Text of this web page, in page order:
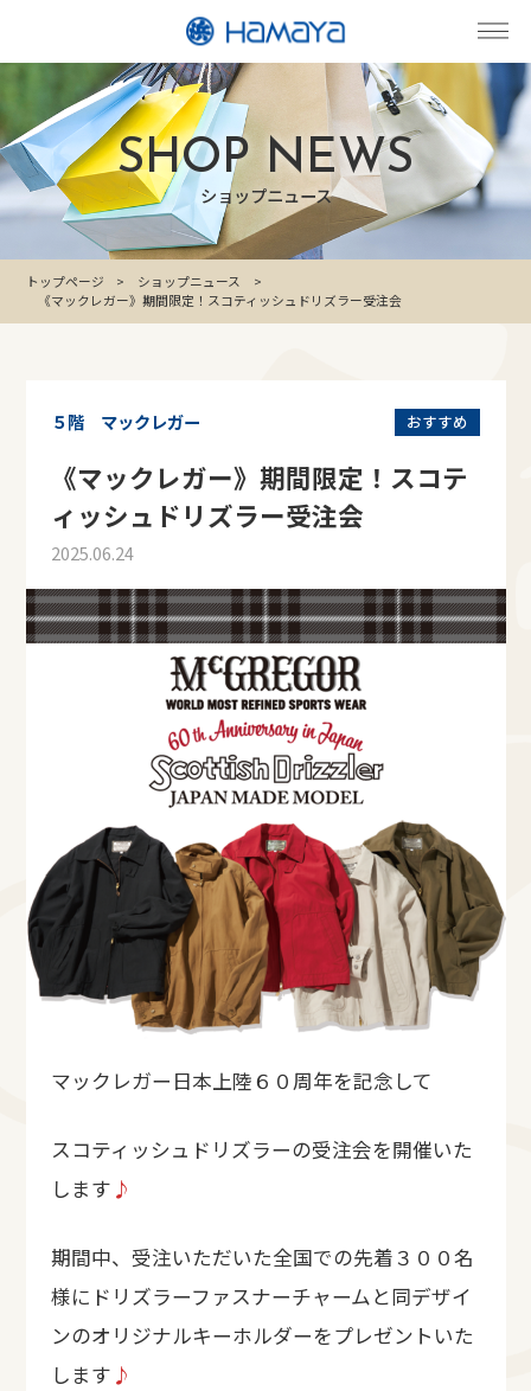
SHOP NEWS
ショップニュース
トップページ
ショップニュース
《マックレガー》期間限定！スコティッシュドリズラー受注会
おすすめ
５階 マックレガー
《マックレガー》期間限定！スコテ
ィッシュドリズラー受注会
2025.06.24
マックレガー日本上陸６０周年を記念して
スコティッシュドリズラーの受注会を開催いた
します ♪
期間中、受注いただいた全国での先着３００名
様にドリズラーファスナーチャームと同デザイ
ンのオリジナルキーホルダーをプレゼントいた
します ♪